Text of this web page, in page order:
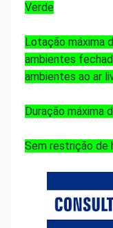
Verde
Lotação máxima
ambientes
ambientes ao ar
Duração máxima
Sem restrição de